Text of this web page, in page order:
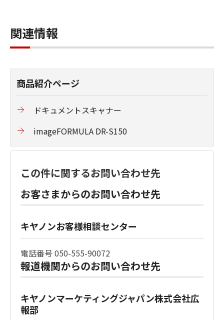
関連情報
商品紹介ページ
ドキュメントスキャナー
imageFORMULA DR-S150
この件に関するお問い合わせ先
お客さまからのお問い合わせ先
キヤノンお客様相談センター
電話番号 050-555-90072
報道機関からのお問い合わせ先
キヤノンマーケティングジャパン株式会社広
報部